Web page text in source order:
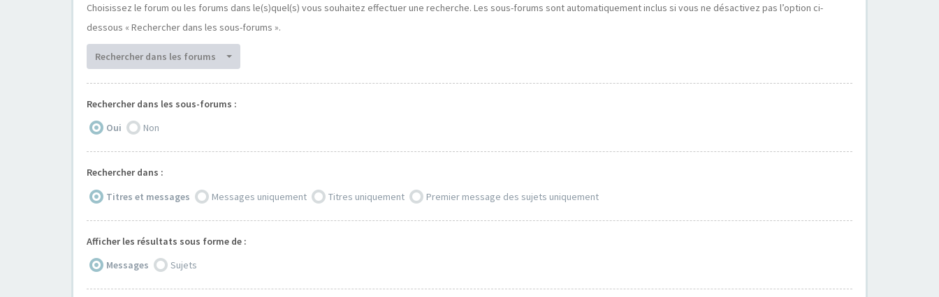
Choisissez le forum ou les forums dans le(s)quel(s) vous souhaitez effectuer une recherche. Les sous-forums sont automatiquement inclus si vous ne désactivez pas l’option ci-
dessous « Rechercher dans les sous-forums ».
Rechercher dans les forums
Rechercher dans les sous-forums :
Oui
Non
Rechercher dans :
Titres et messages
Messages uniquement Titres uniquement Premier message des sujets uniquement
Afficher les résultats sous forme de :
Messages
Sujets